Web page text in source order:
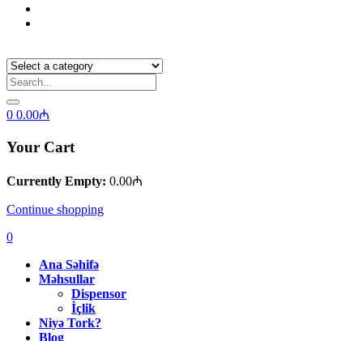
0 0.00₼
Your Cart
Currently Empty: 0.00₼
Continue shopping
0
Ana Səhifə
Məhsullar
Dispensor
İçlik
Niyə Tork?
Blog